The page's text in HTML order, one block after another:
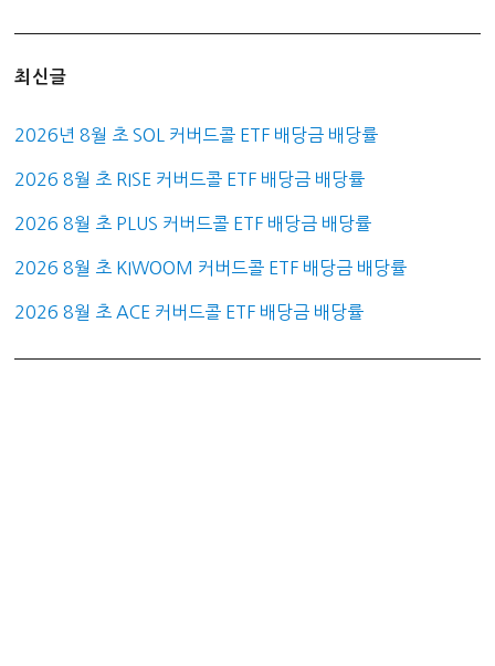
최신글
2026년 8월 초 SOL 커버드콜 ETF 배당금 배당률
2026 8월 초 RISE 커버드콜 ETF 배당금 배당률
2026 8월 초 PLUS 커버드콜 ETF 배당금 배당률
2026 8월 초 KIWOOM 커버드콜 ETF 배당금 배당률
2026 8월 초 ACE 커버드콜 ETF 배당금 배당률